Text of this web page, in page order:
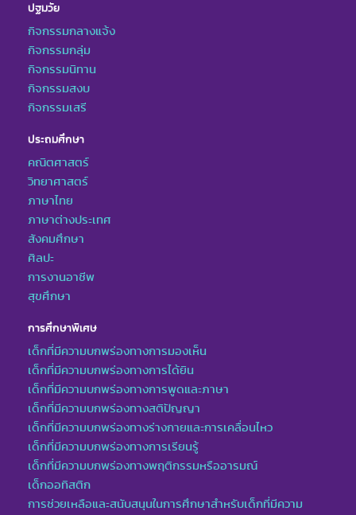
ปฐมวัย
กิจกรรมกลางแจ้ง
กิจกรรมกลุ่ม
กิจกรรมนิทาน
กิจกรรมสงบ
กิจกรรมเสรี
ประถมศึกษา
คณิตศาสตร์
วิทยาศาสตร์
ภาษาไทย
ภาษาต่างประเทศ
สังคมศึกษา
ศิลปะ
การงานอาชีพ
สุขศึกษา
การศึกษาพิเศษ
เด็กที่มีความบกพร่องทางการมองเห็น
เด็กที่มีความบกพร่องทางการได้ยิน
เด็กที่มีความบกพร่องทางการพูดและภาษา
เด็กที่มีความบกพร่องทางสติปัญญา
เด็กที่มีความบกพร่องทางร่างกายและการเคลื่อนไหว
เด็กที่มีความบกพร่องทางการเรียนรู้
เด็กที่มีความบกพร่องทางพฤติกรรมหรืออารมณ์
เด็กออทิสติก
การช่วยเหลือและสนับสนุนในการศึกษาสำหรับเด็กที่มีความ